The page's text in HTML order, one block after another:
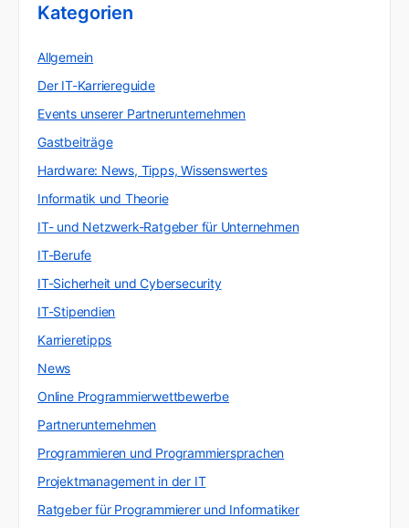
Kategorien
Allgemein
Der IT-Karriereguide
Events unserer Partnerunternehmen
Gastbeiträge
Hardware: News, Tipps, Wissenswertes
Informatik und Theorie
IT- und Netzwerk-Ratgeber für Unternehmen
IT-Berufe
IT-Sicherheit und Cybersecurity
IT-Stipendien
Karrieretipps
News
Online Programmierwettbewerbe
Partnerunternehmen
Programmieren und Programmiersprachen
Projektmanagement in der IT
Ratgeber für Programmierer und Informatiker